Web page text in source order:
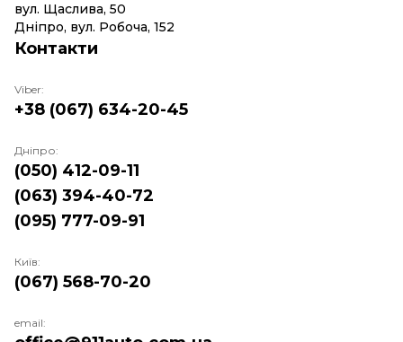
вул. Щаслива, 50
Дніпро, вул. Робоча, 152
Контакти
Viber:
+38 (067) 634-20-45
Дніпро:
(050) 412-09-11
(063) 394-40-72
(095) 777-09-91
Київ:
(067) 568-70-20
email: